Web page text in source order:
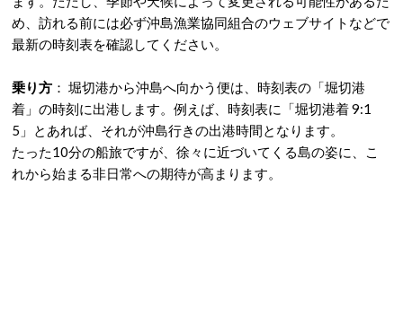
め、訪れる前には必ず沖島漁業協同組合のウェブサイトなどで
最新の時刻表を確認してください。
乗り方 ： 堀切港から沖島へ向かう便は、時刻表の「堀切港
着」の時刻に出港します。 例えば、時刻表に「堀切港着 9:1
5」とあれば、それが沖島行きの出港時間となります。
たった10分の船旅ですが、徐々に近づいてくる島の姿に、こ
れから始まる非日常への期待が高まります。